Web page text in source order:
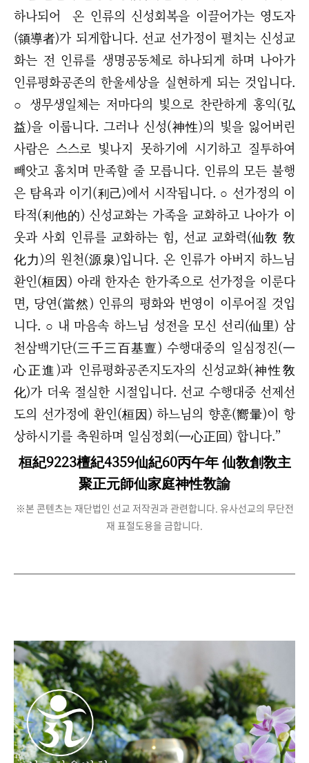
하나되어 온 인류의 신성회복을 이끌어가는 영도자
(領導者)가 되게합니다. 선교 선가정이 펼치는 신성교
화는 전 인류를 생명공동체로 하나되게 하며 나아가
인류평화공존의 한울세상을 실현하게 되는 것입니다.
○ 생무생일체는 저마다의 빛으로 찬란하게 홍익(弘
益)을 이룹니다. 그러나 신성(神性)의 빛을 잃어버린
사람은 스스로 빛나지 못하기에 시기하고 질투하여
빼앗고 훔치며 만족할 줄 모릅니다. 인류의 모든 불행
은 탐욕과 이기(利己)에서 시작됩니다. ○ 선가정의 이
타적(利他的) 신성교화는 가족을 교화하고 나아가 이
웃과 사회 인류를 교화하는 힘, 선교 교화력(仙敎 敎
化力)의 원천(源泉)입니다. 온 인류가 아버지 하느님
환인(桓因) 아래 한자손 한가족으로 선가정을 이룬다
면, 당연(當然) 인류의 평화와 번영이 이루어질 것입
니다. ○ 내 마음속 하느님 성전을 모신 선리(仙里) 삼
천삼백기단(三千三百基亶) 수행대중의 일심정진(一
心正進)과 인류평화공존지도자의 신성교화(神性敎
化)가 더욱 절실한 시절입니다. 선교 수행대중 선제선
도의 선가정에 환인(桓因) 하느님의 향훈(嚮暈)이 항
상하시기를 축원하며 일심정회(一心正回) 합니다.”
桓紀9223檀紀4359仙紀60丙午年 仙敎創敎主
聚正元師仙家庭神性敎諭
※본 콘텐츠는 재단법인 선교 저작권과 관련합니다. 유사선교의 무단전
재 표절도용을 금합니다.